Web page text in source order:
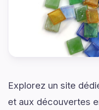
Explorez un site
et aux découvertes